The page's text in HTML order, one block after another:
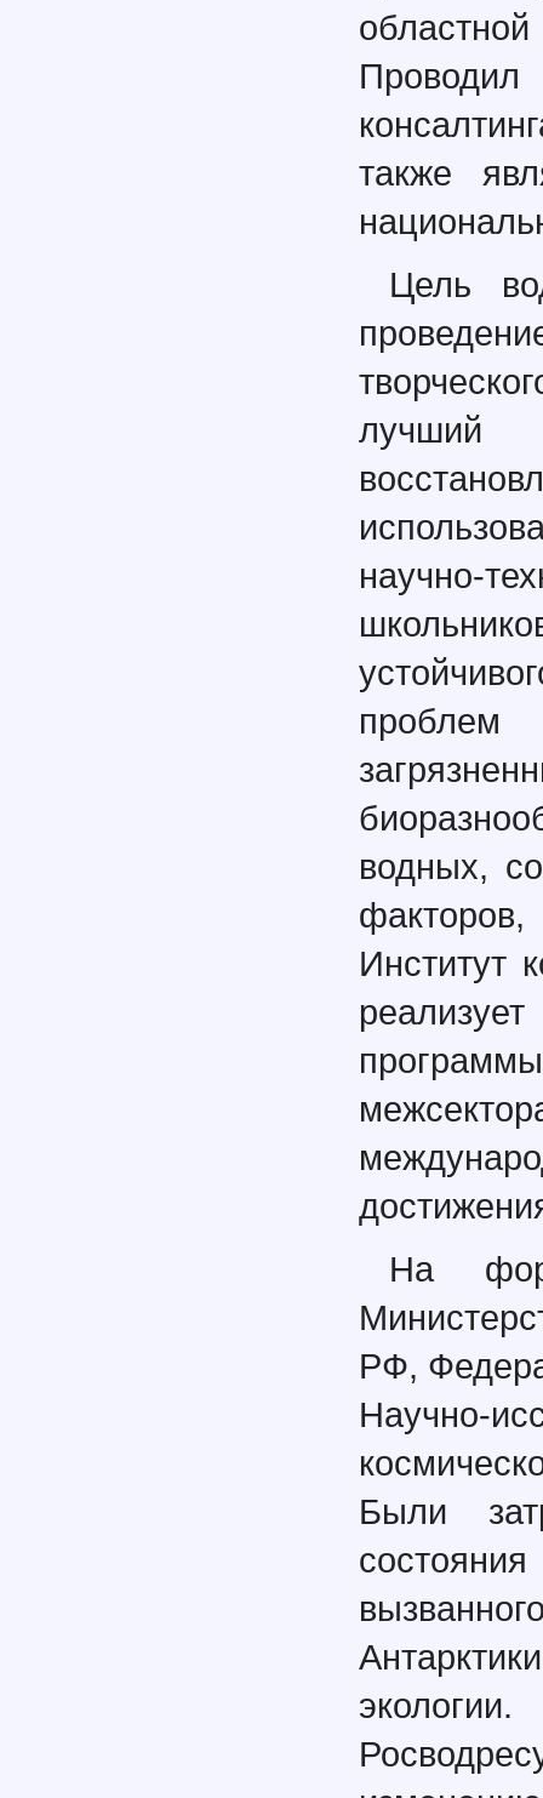
также
Цель
научно-
водных,
Институт
На
РФ,
Научно-
Были